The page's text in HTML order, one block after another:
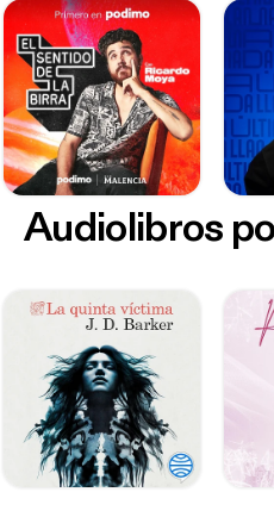
Audiolibros